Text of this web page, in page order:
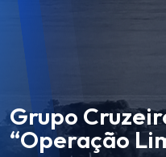
Grupo
“Operação